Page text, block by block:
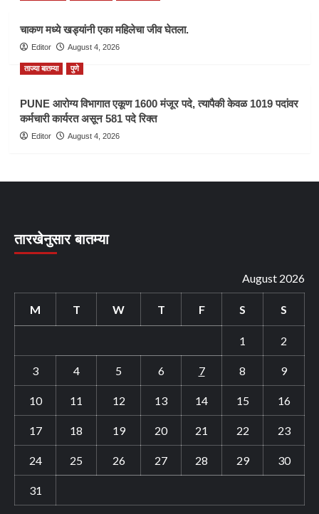
चाकण मध्ये खड्यांनी एका महिलेचा जीव घेतला.
Editor August 4, 2026
ताज्या बातम्या पुणे
PUNE आरोग्य विभागात एकूण 1600 मंजूर पदे, त्यापैकी केवळ 1019 पदांवर
कर्मचारी कार्यरत असून 581 पदे रिक्त
Editor August 4, 2026
तारखेनुसार बातम्या
August 2026
M T W T F S S
1 2
3 4 5 6 7 8 9
10 11 12 13 14 15 16
17 18 19 20 21 22 23
24 25 26 27 28 29 30
31